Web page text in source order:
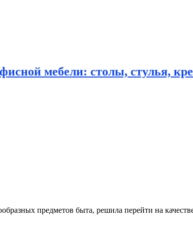
мебели: столы, стулья,
предметов быта, решила перейти на